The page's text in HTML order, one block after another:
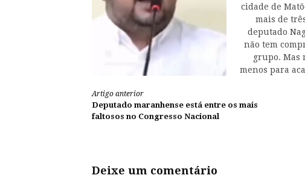
cidade de
mais de
deputado
não tem
grupo. Mas
menos para
Continue
lendo
Artigo anterior
Deputado maranhense está entre os mais
faltosos no Congresso Nacional
Deixe um comentário